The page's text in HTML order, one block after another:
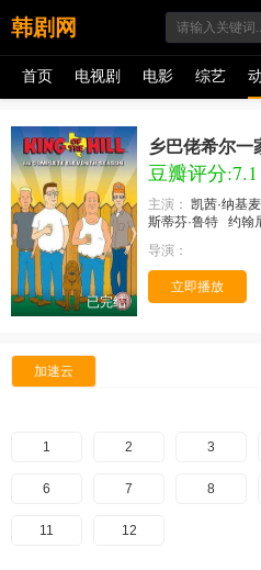
韩剧网
首页 电视剧 电影 综艺
已完结
乡巴佬希尔一
豆瓣评分:7.1
主演： 凯茜·纳基麦
斯蒂芬·鲁特
约翰
导演：
立即播放
加速云
1 2 3
6 7 8
11 12